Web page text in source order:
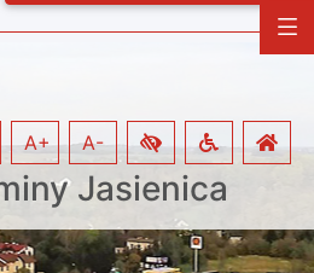
Jasienica
A+ A-